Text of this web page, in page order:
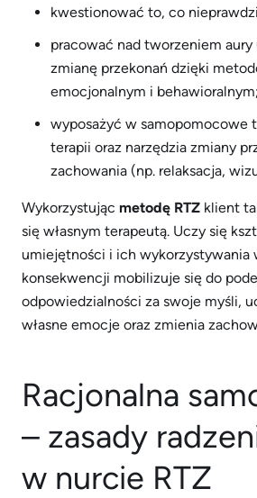
kwestionować to, co
pracować nad tworzeniem
zmianę przekonań dzięki
emocjonalnym i behawioralnym;
wyposażyć w samopomocowe
terapii oraz narzędzia zmiany
zachowania (np. relaksacja,
Wykorzystując metodę RTZ klient
się własnym terapeutą. Uczy się
umiejętności i ich wykorzystywania
konsekwencji mobilizuje się do
odpowiedzialności za swoje myśli,
własne emocje oraz zmienia
Racjonalna
– zasady
w nurcie RTZ